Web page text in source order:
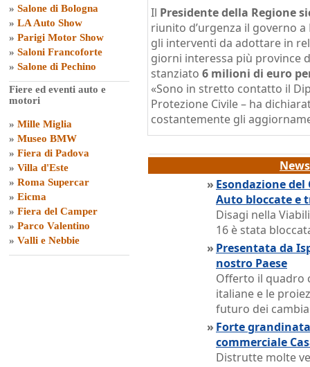
» Salone di Bologna
» LA Auto Show
» Parigi Motor Show
» Saloni Francoforte
» Salone di Pechino
Fiere ed eventi auto e
motori
» Mille Miglia
» Museo BMW
» Fiera di Padova
» Villa d'Este
» Roma Supercar
» Eicma
» Fiera del Camper
» Parco Valentino
» Valli e Nebbie
Il Presidente della Regione
riunito d’urgenza il governo
gli interventi da adottare in
giorni interessa più province
stanziato 6 milioni di euro
«Sono in stretto contatto il
Protezione Civile – ha
costantemente gli
» Esondazione
Auto bloccate e
Disagi nella
16 è stata
» Presentata da
nostro Paese
Offerto il quadro
italiane e le
futuro dei
» Forte
commerciale
Distrutte molte